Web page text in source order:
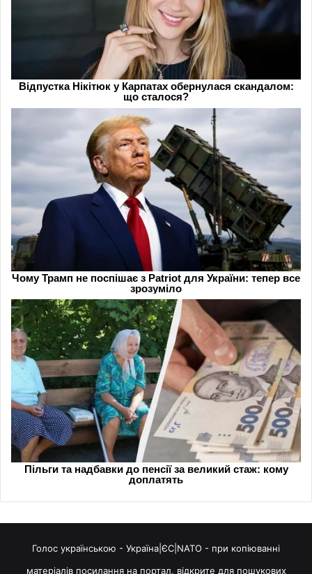
Голос українською - Україна|ЄС|NATO - при копіюванні
матеріалів посилання на портал, відкрите для пошукових